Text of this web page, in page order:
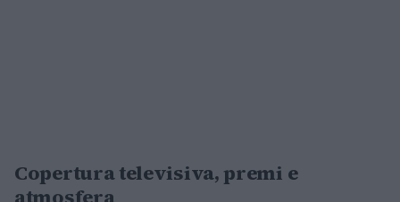
Copertura televisiva, premi e
atmosfera